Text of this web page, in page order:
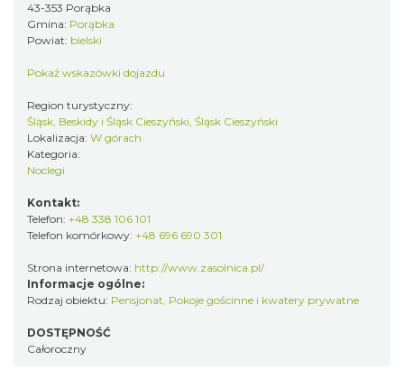
43-353 Porąbka
Gmina: Porąbka
Powiat: bielski
Pokaż wskazówki dojazdu
Region turystyczny:
Śląsk, Beskidy i Śląsk Cieszyński, Śląsk Cieszyński
Lokalizacja: W górach
Kategoria:
Noclegi
Kontakt:
Telefon: +48 338 106 101
Telefon komórkowy: +48 696 690 301
Strona internetowa: http://www.zasolnica.pl/
Informacje ogólne:
Rodzaj obiektu: Pensjonat, Pokoje gościnne i kwatery prywatne
DOSTĘPNOŚĆ
Całoroczny